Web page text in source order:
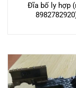
Đĩa bố ly hợp